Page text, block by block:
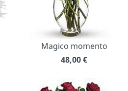
Magico momento
48,00€